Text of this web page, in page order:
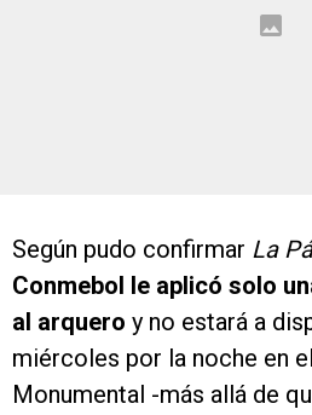
Según pudo confirmar La
Conmebol le aplicó solo
al arquero y no estará a
miércoles por la noche en
Monumental -más allá de